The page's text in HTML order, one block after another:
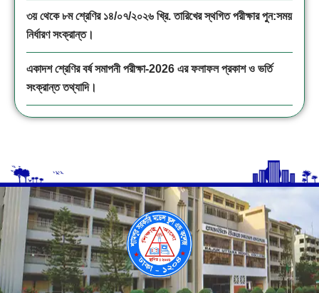
৩য় থেকে ৮ম শ্রেণির ১৪/০৭/২০২৬ খ্রি. তারিখের স্থগিত পরীক্ষার পুন:সময়
নির্ধারণ সংক্রান্ত।
একাদশ শ্রেণির বর্ষ সমাপনী পরীক্ষা-2026 এর ফলাফল প্রকাশ ও ভর্তি
সংক্রান্ত তথ্যাদি।